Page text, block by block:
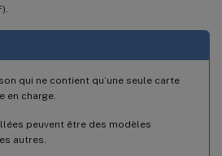
qui ne contient qu’une seule carte
en charge.
peuvent être des modèles
autres.